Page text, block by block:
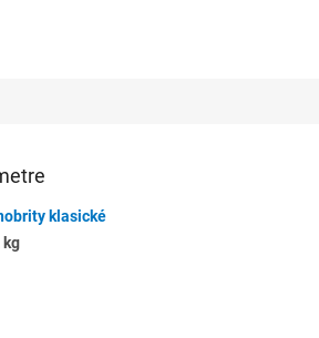
klasické
kg